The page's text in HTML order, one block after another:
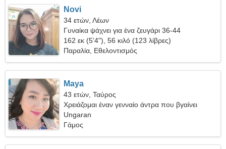
Novi
34 ετών, Λέων
Γυναίκα ψάχνει για ένα ζευγάρι 36-44
162 εκ (5'4"), 56 κιλό (123 λίβρες)
Παραλία, Εθελοντισμός
Maya
43 ετών, Ταύρος
Χρειάζομαι έναν γενναίο άντρα που βγαίνει
Ungaran
Γάμος